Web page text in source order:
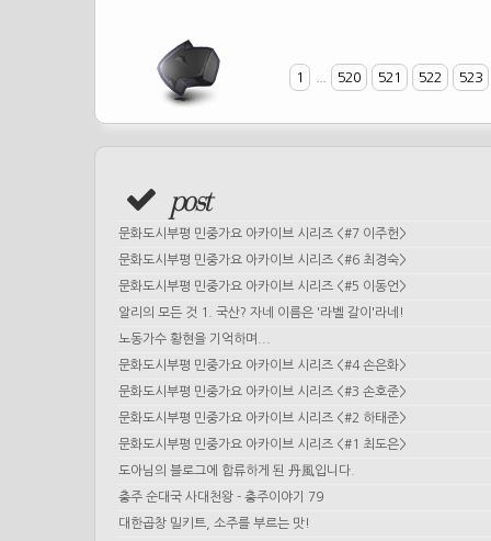
1 520 521 522 523
post
문화도시부평 민중가요 아카이브 시리즈 <#7 이주헌>
문화도시부평 민중가요 아카이브 시리즈 <#6 최경숙>
문화도시부평 민중가요 아카이브 시리즈 <#5 이동언>
알리의 모든 것 1. 국산? 자네 이름은 '라벨 갈이'라네!
노동가수 황현을 기억하며...
문화도시부평 민중가요 아카이브 시리즈 <#4 손은화>
문화도시부평 민중가요 아카이브 시리즈 <#3 손호준>
문화도시부평 민중가요 아카이브 시리즈 <#2 하태준>
문화도시부평 민중가요 아카이브 시리즈 <#1 최도은>
도아님의 블로그에 합류하게 된 丹風입니다.
충주 순대국 사대천왕 - 충주이야기 79
대한곱창 밀키트, 소주를 부르는 맛!